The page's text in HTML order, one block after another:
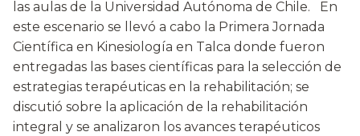
las aulas de la Universidad Autónoma de Chile. En
este escenario se llevó a cabo la Primera Jornada
Científica en Kinesiología en Talca donde fueron
entregadas las bases científicas para la selección de
estrategias terapéuticas en la rehabilitación; se
discutió sobre la aplicación de la rehabilitación
integral y se analizaron los avances terapéuticos